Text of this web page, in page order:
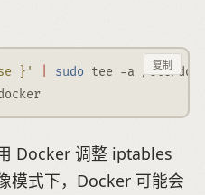
}' sudo tee -a /etc/
复制
Docker 调整 iptables
模式下，Docker 可能会